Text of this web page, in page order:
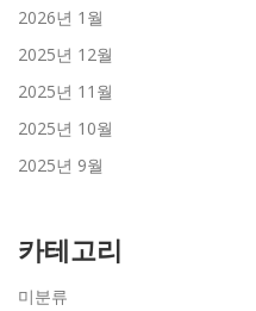
2026년 1월
2025년 12월
2025년 11월
2025년 10월
2025년 9월
카테고리
미분류